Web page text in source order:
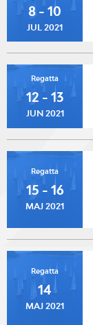
8 - 10
JUL 2021
Regatta
12 - 13
JUN 2021
Regatta
15 - 16
MAJ 2021
Regatta
14
MAJ 2021